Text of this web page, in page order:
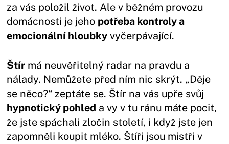
za vás položil život. Ale v běžném provozu
domácnosti je jeho potřeba kontroly a
emocionální hloubky vyčerpávající.
Štír má neuvěřitelný radar na pravdu a
nálady. Nemůžete před ním nic skrýt. „Děje
se něco?“ zeptáte se. Štír na vás upře svůj
hypnotický pohled a vy v tu ránu máte pocit,
že jste spáchali zločin století, i když jste jen
zapomněli koupit mléko. Štíři jsou mistři v